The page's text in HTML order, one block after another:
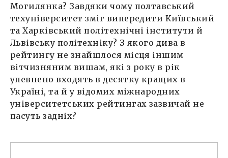
Могилянка? Завдяки чому полтавський
техуніверситет зміг випередити Київський
та Харківський політехнічні інститути й
Львівську політехніку? З якого дива в
рейтингу не знайшлося місця іншим
вітчизняним вишам, які з року в рік
упевнено входять в десятку кращих в
Україні, та й у відомих міжнародних
університетських рейтингах зазвичай не
пасуть задніх?